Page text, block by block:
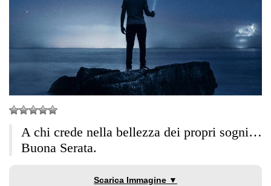
A chi crede nella bellezza dei propri sogni…
Buona Serata.
Scarica Immagine ▼